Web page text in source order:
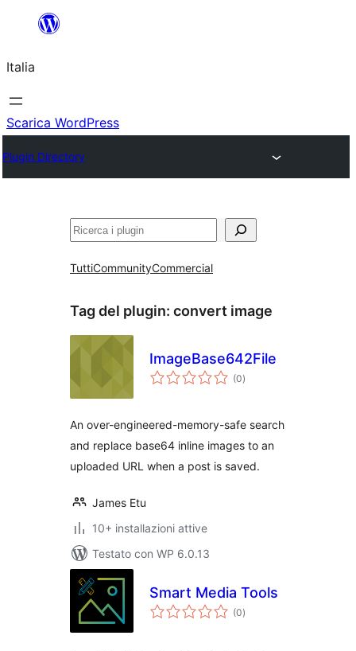
contenuto
Italia
Scarica WordPress
Plugin Directory
Cerca
TuttiCommunityCommercial
Tag del plugin: convert image
ImageBase642File
(0valutazioni
totali
)
An over-engineered-memory-safe search
and replace base64 inline images to an
uploaded URL when a post is saved.
James Etu
10+ installazioni attive
Testato con WP 6.0.13
Smart Media Tools
(0valutazioni
totali
)